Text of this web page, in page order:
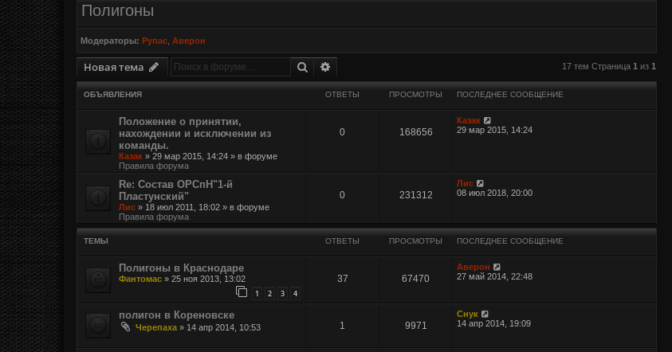
Полигоны
Модераторы: Рупас ,Аверон
Новая тема Поиск 17 тем Страница 1 из 1
ОБЪЯВЛЕНИЯ ОТВЕТЫ ПРОСМОТРЫ ПОСЛЕДНЕЕ СООБЩЕНИЕ
Положение о принятии,
нахождении и исключении из
команды.
Казак » 29 мар 2015, 14:24 » в форуме
Правила форума
0 168656
Казак
29 мар 2015, 14:24
Re: Состав ОРСпН"1-й
Пластунский"
Лис » 18 июл 2011, 18:02 » в форуме
Правила форума
0 231312
Лис
08 июл 2018, 20:00
ТЕМЫ ОТВЕТЫ ПРОСМОТРЫ ПОСЛЕДНЕЕ СООБЩЕНИЕ
Полигоны в Краснодаре
Фантомас » 25 ноя 2013, 13:02
1 2 3 4
37 67470
Аверон
27 май 2014, 22:48
полигон в Кореновске
Черепаха » 14 апр 2014, 10:53 1 9971
Снук
14 апр 2014, 19:09